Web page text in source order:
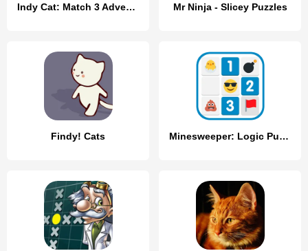
Indy Cat: Match 3 Adventure Mr Ninja - Slicey Puzzles
Findy! Cats Minesweeper: Logic Puzzles